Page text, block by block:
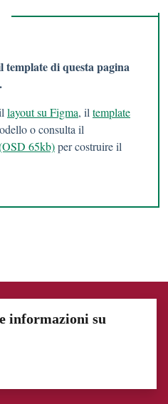
template di questa pagina
layout su Figma, il template
o consulta il
65kb)per costruire il
informazioni su